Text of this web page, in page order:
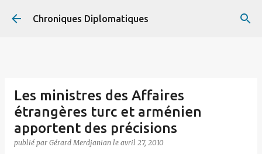
Accéder au contenu principal
Chroniques Diplomatiques
Les ministres des Affaires
étrangères turc et arménien
apportent des précisions
publié par Gérard Merdjanian le avril 27, 2010